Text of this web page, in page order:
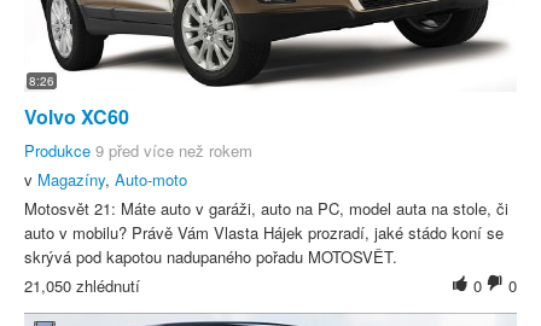
8:26
Volvo XC60
Produkce 9 před více než rokem
v Magazíny, Auto-moto
Motosvět 21: Máte auto v garáži, auto na PC, model auta na stole, či
auto v mobilu? Právě Vám Vlasta Hájek prozradí, jaké stádo koní se
skrývá pod kapotou nadupaného pořadu MOTOSVĚT.
0
0
21,050 zhlédnutí